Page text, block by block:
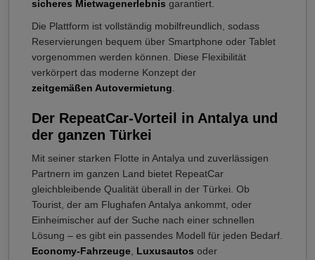
sicheres Mietwagenerlebnis garantiert.
Die Plattform ist vollständig mobilfreundlich, sodass
Reservierungen bequem über Smartphone oder Tablet
vorgenommen werden können. Diese Flexibilität
verkörpert das moderne Konzept der
zeitgemäßen Autovermietung
Der RepeatCar-Vorteil in Antalya und
der ganzen Türkei
Mit seiner starken Flotte in Antalya und zuverlässigen
Partnern im ganzen Land bietet RepeatCar
gleichbleibende Qualität überall in der Türkei. Ob
Tourist, der am Flughafen Antalya ankommt, oder
Einheimischer auf der Suche nach einer schnellen
Lösung – es gibt ein passendes Modell für jeden Bedarf.
Economy-Fahrzeuge Luxusautos oder